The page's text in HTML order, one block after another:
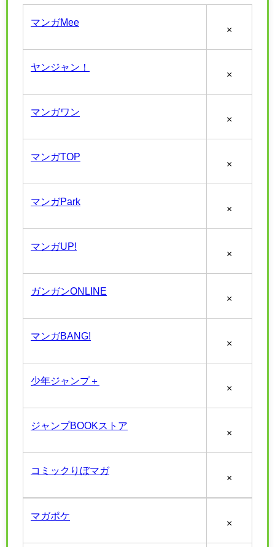
マンガMee
×
ヤンジャン！
×
マンガワン
×
マンガTOP
×
マンガPark
×
マンガUP!
×
ガンガンONLINE
×
マンガBANG!
×
少年ジャンプ＋
×
ジャンプBOOKストア
×
コミックりぼマガ
×
マガポケ
×